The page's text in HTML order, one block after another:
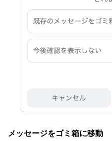
メッセージをゴミ箱に移動